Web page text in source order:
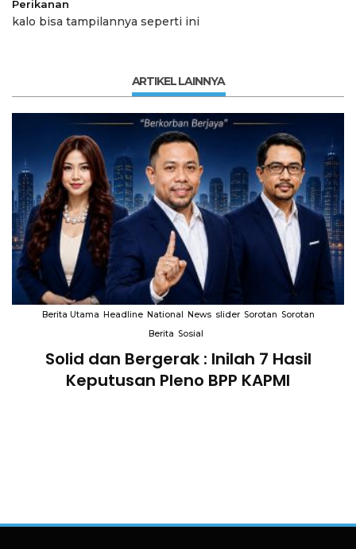
Perikanan
kalo bisa tampilannya seperti ini
ARTIKEL LAINNYA
Berita Utama Headline National News slider Sorotan Sorotan
Berita Sosial
Solid dan Bergerak : Inilah 7 Hasil
Keputusan Pleno BPP KAPMI